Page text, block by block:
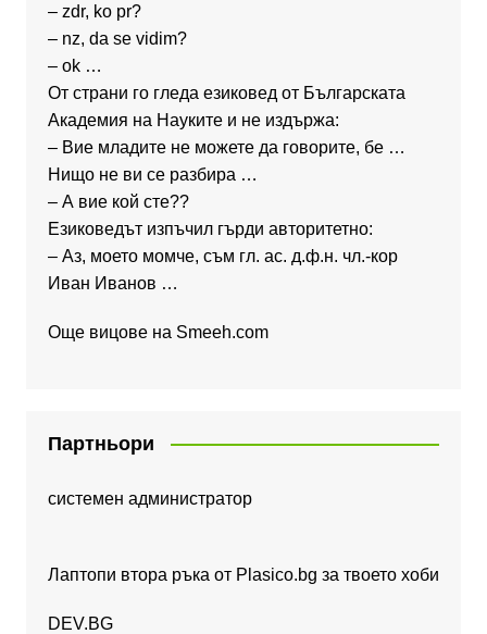
– zdr, ko pr?
– nz, da se vidim?
– ok …
От страни го гледа езиковед от Българската
Академия на Науките и не издържа:
– Вие младите не можете да говорите, бе …
Нищо не ви се разбира …
– А вие кой сте??
Езиковедът изпъчил гърди авторитетно:
– Аз, моето момче, съм гл. ас. д.ф.н. чл.-кор
Иван Иванов …
Още вицове на Smeeh.com
Партньори
системен администратор
Лаптопи втора ръка от Plasico.bg за твоето хоби
DEV.BG